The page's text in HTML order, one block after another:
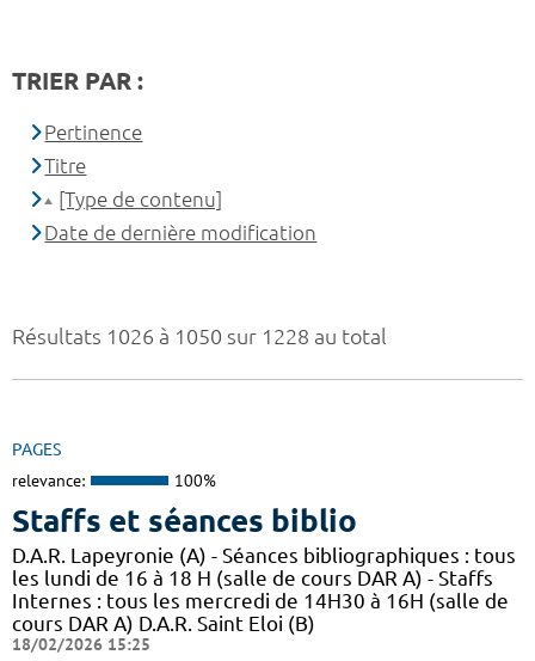
Résultats 1026 à 1050 sur 1228 au total
PAGES
relevance: 100%
Staffs et séances biblio
D.A.R. Lapeyronie (A) - Séances bibliographiques : tous
les lundi de 16 à 18 H (salle de cours DAR A) - Staffs
Internes : tous les mercredi de 14H30 à 16H (salle de
cours DAR A) D.A.R. Saint Eloi (B)
18/02/2026 15:25
TRIER PAR :
Pertinence
Titre
[Type de contenu]
Date de dernière modification